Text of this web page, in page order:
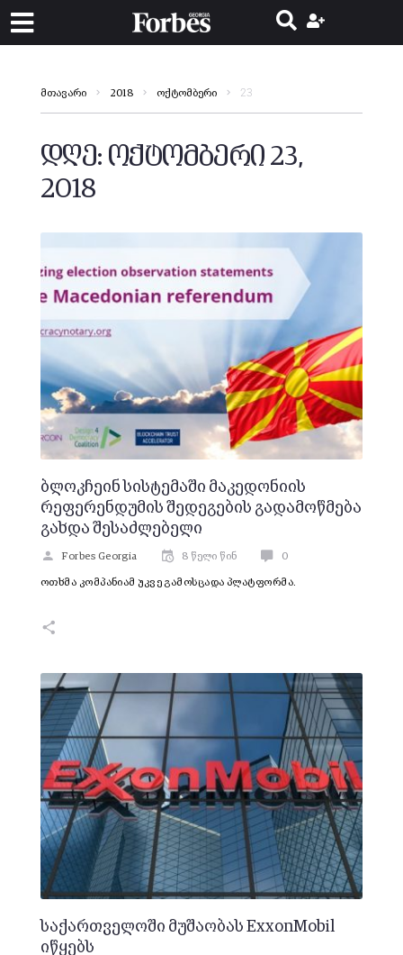
მთავარი 2018 ოქტომბერი 23
დღე: ოქტომბერი 23,
2018
ბლოკჩეინ სისტემაში მაკედონიის
რეფერენდუმის შედეგების გადამოწმება
გახდა შესაძლებელი
Forbes Georgia 8 წელი წინ 0
ოთხმა კომპანიამ უკვე გამოსცადა პლატფორმა.
საქართველოში მუშაობას ExxonMobil
იწყებს